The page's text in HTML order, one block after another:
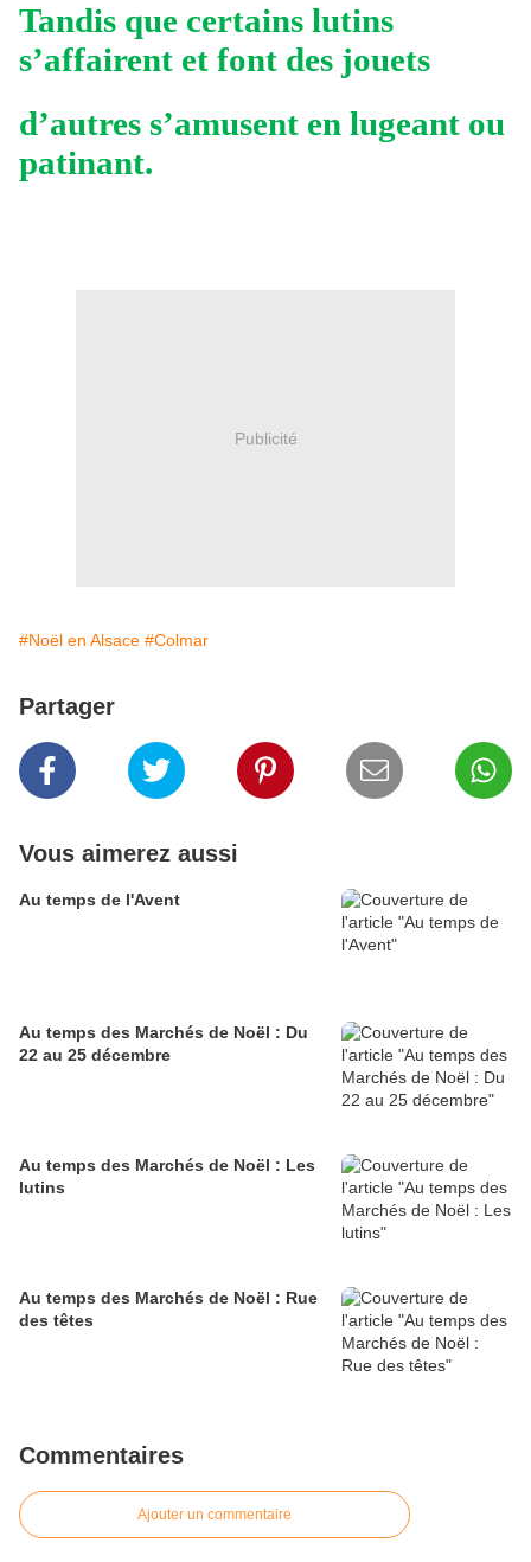
Tandis que certains lutins
s’affairent et font des jouets
d’autres s’amusent en lugeant ou
patinant.
Publicité
#Noël en Alsace #Colmar
Partager
Vous aimerez aussi
Au temps de l'Avent
Au temps des Marchés de Noël : Du
22 au 25 décembre
Au temps des Marchés de Noël : Les
lutins
Au temps des Marchés de Noël : Rue
des têtes
Commentaires
Ajouter un commentaire